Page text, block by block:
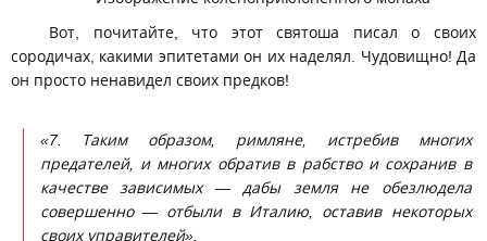
Вот, почитайте, что этот святоша писал о своих
сородичах, какими эпитетами он их наделял. Чудовищно! Да
он просто ненавидел своих предков!
«7. Таким образом, римляне, истребив многих
предателей, и многих обратив в рабство и сохранив в
качестве зависимых — дабы земля не обезлюдела
совершенно — отбыли в Италию, оставив некоторых
своих управителей».